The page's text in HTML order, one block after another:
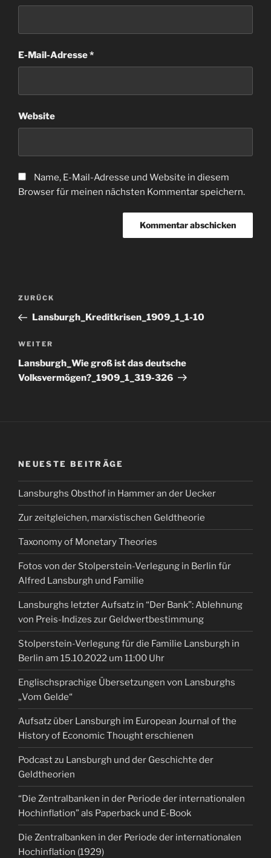
E-Mail-Adresse*
Website
Name, E-Mail-Adresse und Website in diesem
Browser für meinen nächsten Kommentar speichern.
Beitragsnavigation
Vorheriger
Beitrag
ZURÜCK
Lansburgh_Kreditkrisen_1909_1_1-10
Nächster
Beitrag
WEITER
Lansburgh_Wie groß ist das deutsche
Volksvermögen?_1909_1_319-326
NEUESTE BEITRÄGE
Lansburghs Obsthof in Hammer an der Uecker
Zur zeitgleichen, marxistischen Geldtheorie
Taxonomy of Monetary Theories
Fotos von der Stolperstein-Verlegung in Berlin für
Alfred Lansburgh und Familie
Lansburghs letzter Aufsatz in “Der Bank”: Ablehnung
von Preis-Indizes zur Geldwertbestimmung
Stolperstein-Verlegung für die Familie Lansburgh in
Berlin am 15.10.2022 um 11:00 Uhr
Englischsprachige Übersetzungen von Lansburghs
„Vom Gelde“
Aufsatz über Lansburgh im European Journal of the
History of Economic Thought erschienen
Podcast zu Lansburgh und der Geschichte der
Geldtheorien
“Die Zentralbanken in der Periode der internationalen
Hochinflation” als Paperback und E-Book
Die Zentralbanken in der Periode der internationalen
Hochinflation (1929)